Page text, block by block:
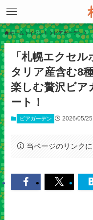
ホーム イベント ビアガーデン
「札幌エクセ
タリア産含む8
楽しむ贅沢ビア
ート！
ビアガーデン 2026/05/25
当ページのリンク